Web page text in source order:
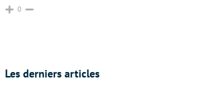
0
Les derniers articles